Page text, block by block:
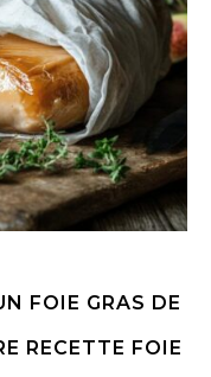
FOIE GRAS DE
RECETTE FOIE